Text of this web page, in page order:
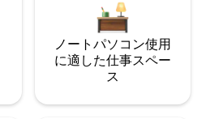
ノートパソコン使用
に適した仕事スペー
ス